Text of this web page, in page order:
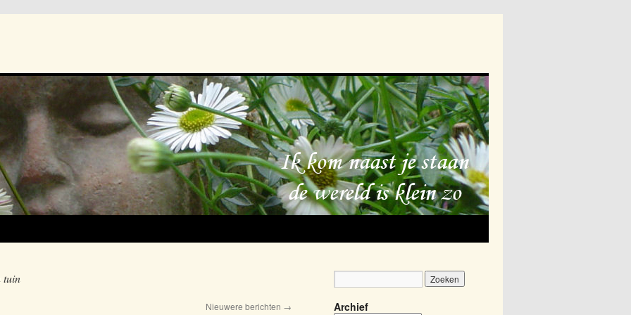
tuin
Nieuwere berichten → Archief